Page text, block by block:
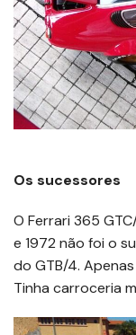
Os sucessores
O Ferrari 365
e 1972 não foi o
do GTB/4.
Tinha carroceria